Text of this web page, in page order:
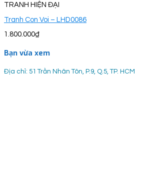
TRANH HIỆN ĐẠI
Tranh Con Voi – LHD0086
1.800.000₫
Bạn vừa xem
Địa chỉ: 51 Trần Nhân Tôn, P.9, Q.5, TP. HCM